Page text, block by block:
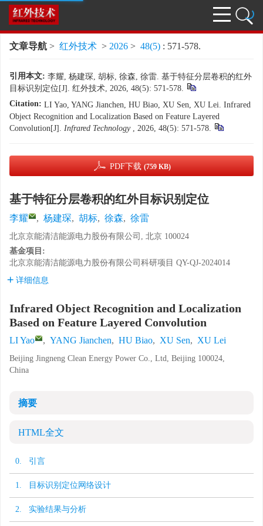
文章导航 > 红外技术 > 2026 > 48(5) : 571-578.
引用本文: 李耀, 杨建琛, 胡标, 徐森, 徐雷. 基于特征分层卷积的红外
目标识别定位[J]. 红外技术, 2026, 48(5): 571-578.
Citation: LI Yao, YANG Jianchen, HU Biao, XU Sen, XU Lei. Infrared
Object Recognition and Localization Based on Feature Layered
Convolution[J]. Infrared Technology , 2026, 48(5): 571-578.
PDF下载 (759 KB)
基于特征分层卷积的红外目标识别定位
李耀 , 杨建琛, 胡标, 徐森, 徐雷
北京京能清洁能源电力股份有限公司, 北京 100024
基金项目:
北京京能清洁能源电力股份有限公司科研项目 QY-QJ-2024014
详细信息
Infrared Object Recognition and Localization
Based on Feature Layered Convolution
LI Yao , YANG Jianchen, HU Biao, XU Sen, XU Lei
Beijing Jingneng Clean Energy Power Co., Ltd, Beijing 100024,
China
摘要
HTML全文
0. 引言
1. 目标识别定位网络设计
2. 实验结果与分析